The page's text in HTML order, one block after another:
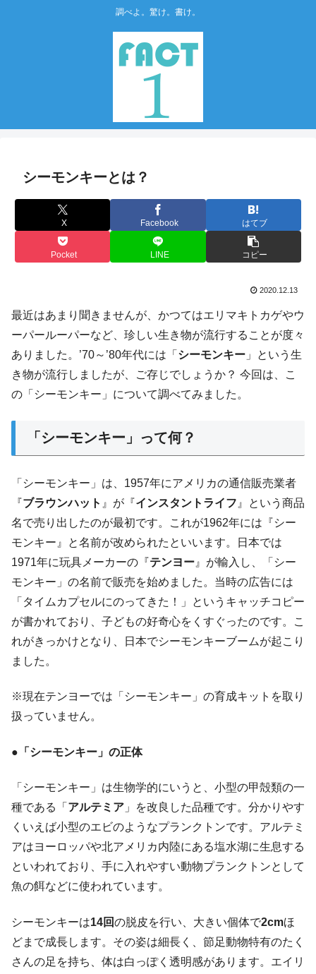
調べよ。驚け。書け。
シーモンキーとは？
X Facebook はてブ
Pocket LINE コピー
2020.12.13
最近はあまり聞きませんが、かつてはエリマキトカゲやウ
ーパールーパーなど、珍しい生き物が流行することが度々
ありました。’70～’80年代には「 シーモンキー 」という生
き物が流行しましたが、ご存じでしょうか？ 今回は、こ
の「シーモンキー」について調べてみました。
「シーモンキー」って何？
「シーモンキー」は、1957年にアメリカの通信販売業者
『ブラウンハット 』が『インスタントライフ 』という商品
名で売り出したのが最初です。これが1962年には『シー
モンキー』と名前が改められたといいます。日本では
1971年に玩具メーカーの『テンヨー 』が輸入し、「シー
モンキー」の名前で販売を始めました。当時の広告には
「タイムカプセルにのってきた！」というキャッチコピー
が書かれており、子どもの好奇心をくすぐったのです。こ
れがきっかけとなり、日本でシーモンキーブームが起こり
ました。
※現在テンヨーでは「シーモンキー」の育成キットを取り
扱っていません。
●「シーモンキー」の正体
「シーモンキー」は生物学的にいうと、小型の甲殻類の一
種である「 アルテミア 」を改良した品種です。分かりやす
くいえば小型のエビのようなプランクトンです。アルテミ
アはヨーロッパや北アメリカ内陸にある塩水湖に生息する
といわれており、手に入れやすい動物プランクトンとして
魚の餌などに使われています。
シーモンキーは14回の脱皮を行い、大きい個体で2cmほ
どまで成長します。その姿は細長く、節足動物特有のたく
さんの足を持ち、体は白っぽく透明感があります。エイリ